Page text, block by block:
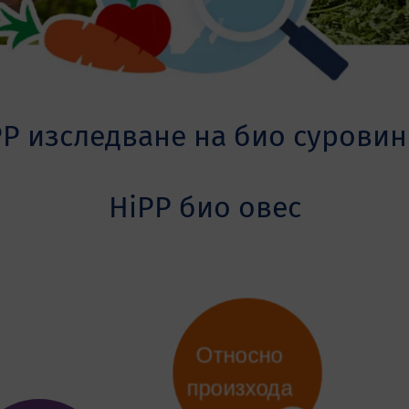
изследване на био
HiPP био овес